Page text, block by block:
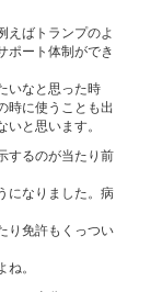
えばトランプのよ
ポート体制ができ
いなと思った時
時に使うことも出
と思います。
するのが当たり前
になりました。病
り免許もくっつい
。